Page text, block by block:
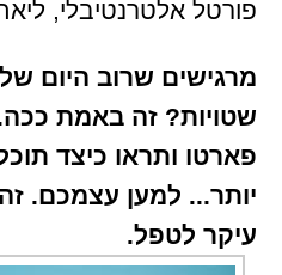
פורטל אלטרנטיבלי, ליאת
מרגישים שרוב היום
שטויות? זה באמת
פארטו ותראו כיצד
יותר... למען עצמכם.
עיקר לטפל.